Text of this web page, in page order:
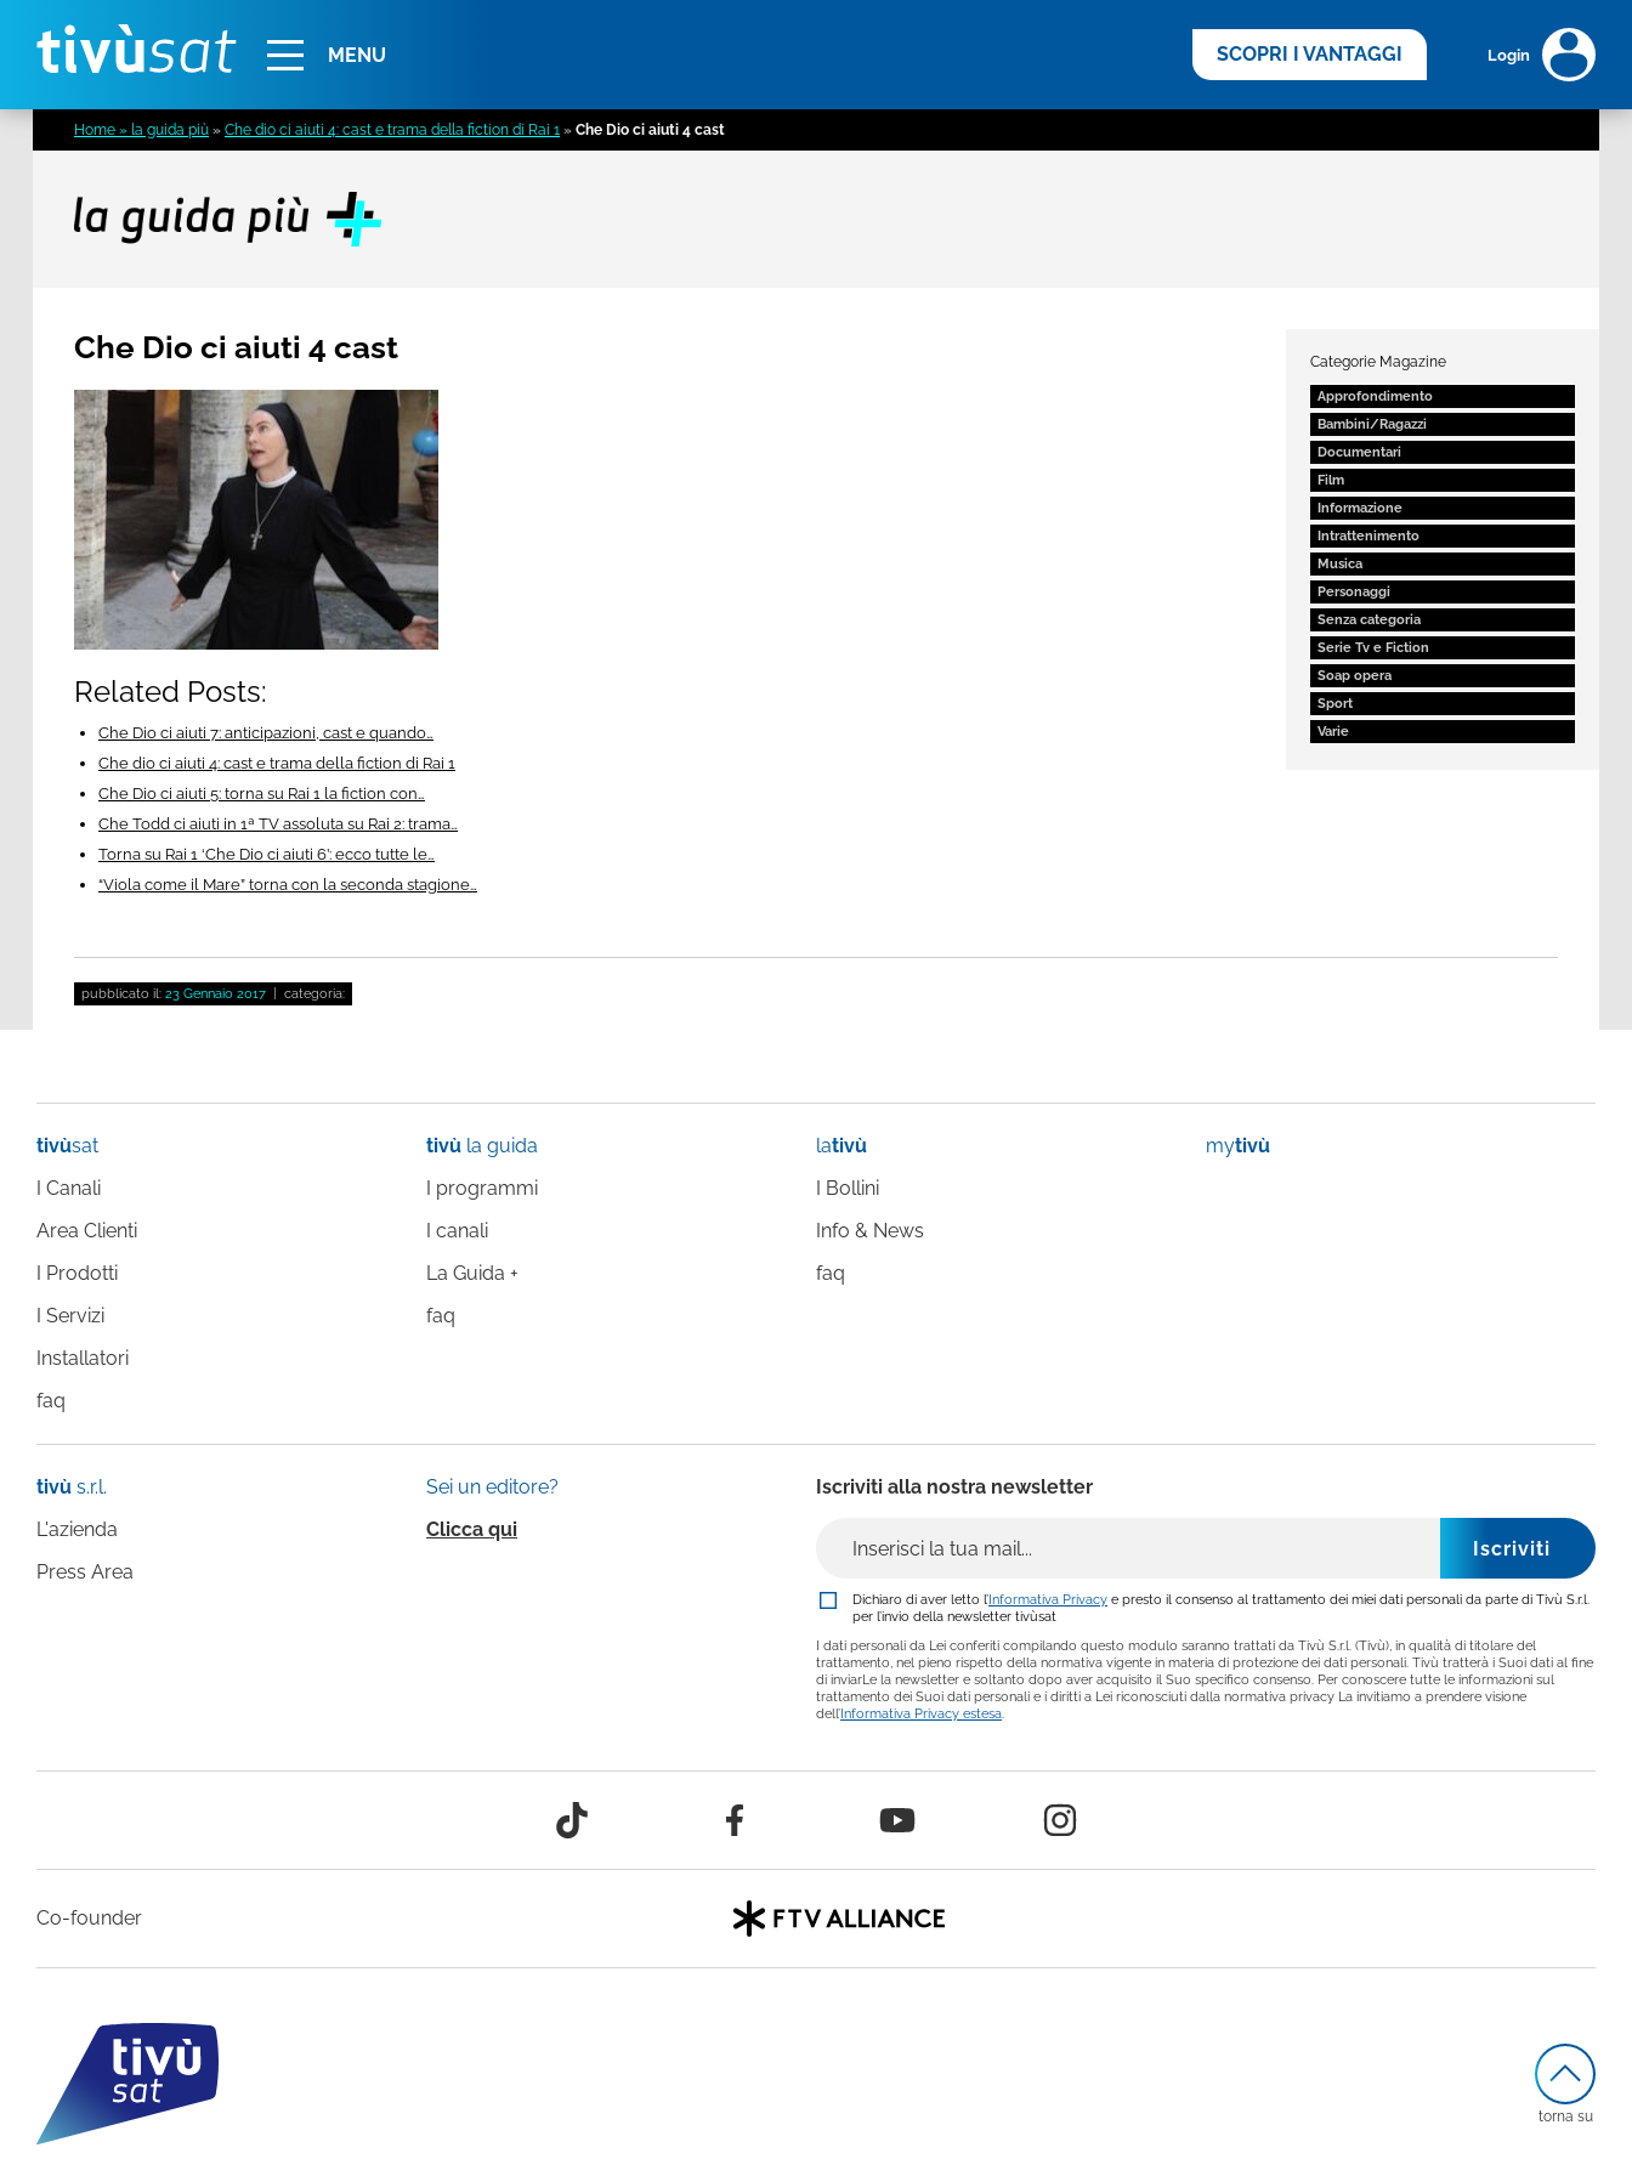
MENU SCOPRI I VANTAGGI Login
Home » la guida più » Che dio ci aiuti 4: cast e trama della fiction di Rai 1 » Che Dio ci aiuti 4 cast
Categorie Magazine
Approfondimento
Bambini/Ragazzi
Documentari
Film
Informazione
Intrattenimento
Musica
Personaggi
Senza categoria
Serie Tv e Fiction
Soap opera
Sport
Varie
Che Dio ci aiuti 4 cast
Related Posts:
Che Dio ci aiuti 7: anticipazioni, cast e quando…
Che dio ci aiuti 4: cast e trama della fiction di Rai 1
Che Dio ci aiuti 5: torna su Rai 1 la fiction con…
Che Todd ci aiuti in 1ª TV assoluta su Rai 2: trama…
Torna su Rai 1 ‘Che Dio ci aiuti 6’: ecco tutte le…
“Viola come il Mare” torna con la seconda stagione…
pubblicato il: 23 Gennaio 2017 | categoria:
tivùsat
I Canali
Area Clienti
I Prodotti
I Servizi
Installatori
faq
tivù la guida
I programmi
I canali
La Guida +
faq
lativù
I Bollini
Info & News
faq
mytivù
tivù s.r.l.
L'azienda
Press Area
Sei un editore?
Clicca qui
Iscriviti alla nostra newsletter
Dichiaro di aver letto l’Informativa Privacy e presto il consenso al trattamento dei miei dati personali da parte di Tivù S.r.l.
per l’invio della newsletter tivùsat
I dati personali da Lei conferiti compilando questo modulo saranno trattati da Tivù S.r.l. (Tivù), in qualità di titolare del
trattamento, nel pieno rispetto della normativa vigente in materia di protezione dei dati personali. Tivù tratterà i Suoi dati al fine
di inviarLe la newsletter e soltanto dopo aver acquisito il Suo specifico consenso. Per conoscere tutte le informazioni sul
trattamento dei Suoi dati personali e i diritti a Lei riconosciuti dalla normativa privacy La invitiamo a prendere visione
dell’Informativa Privacy estesa
Co-founder
torna su